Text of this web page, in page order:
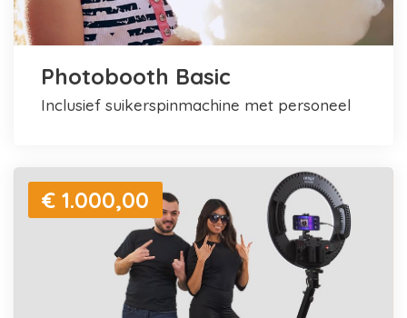
Photobooth Basic
inclusief suikerspinmachine met personeel
€ 1.000,00